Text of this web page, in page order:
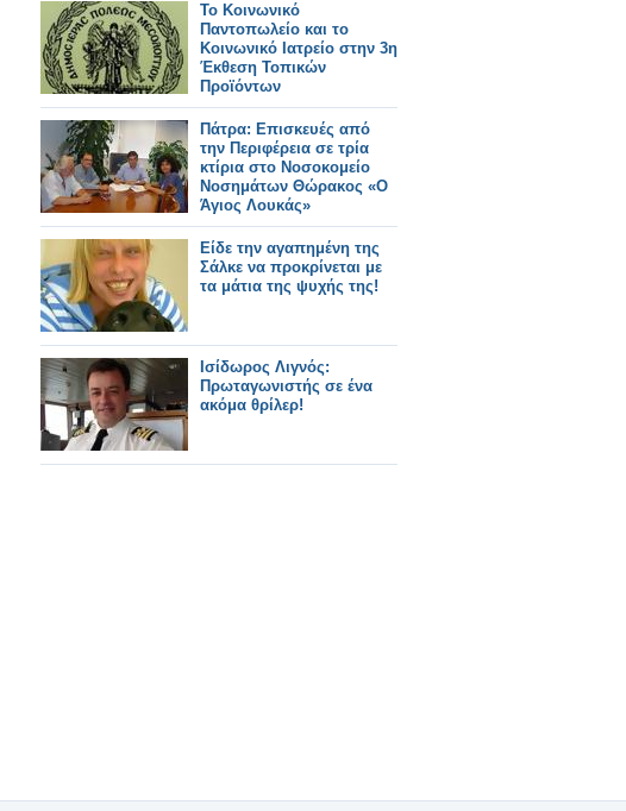
Το Κοινωνικό
Παντοπωλείο και το
Κοινωνικό Ιατρείο στην 3η
Έκθεση Τοπικών
Προϊόντων
Πάτρα: Επισκευές από
την Περιφέρεια σε τρία
κτίρια στο Νοσοκομείο
Νοσημάτων Θώρακος «Ο
Άγιος Λουκάς»
Είδε την αγαπημένη της
Σάλκε να προκρίνεται με
τα μάτια της ψυχής της!
Ισίδωρος Λιγνός:
Πρωταγωνιστής σε ένα
ακόμα θρίλερ!